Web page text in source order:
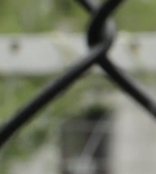
News
Veranstaltungen